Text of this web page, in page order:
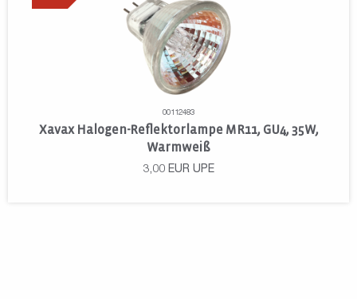
00112483
Xavax Halogen-Reflektorlampe MR11, GU4, 35W,
Warmweiß
3,00 EUR UPE